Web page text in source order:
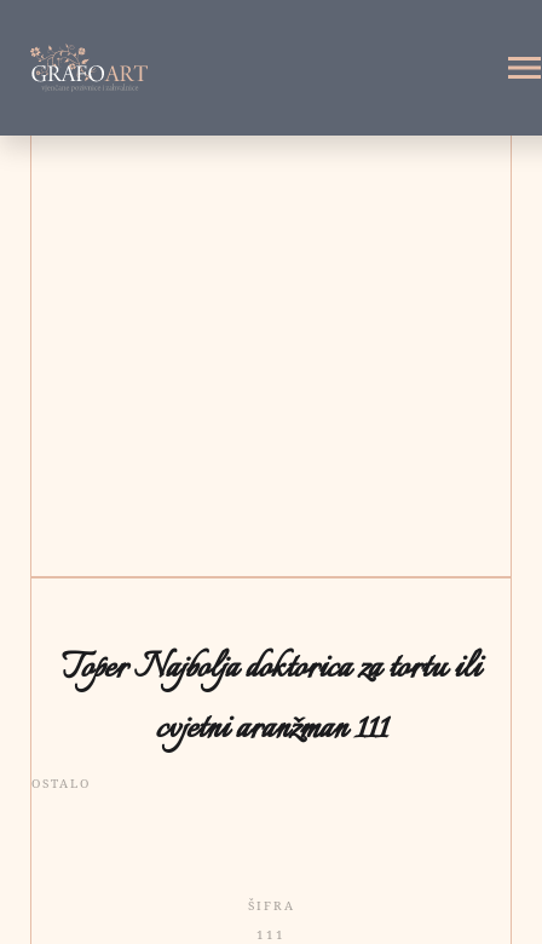
Toper Najbolja doktorica za tortu ili
cvjetni aranžman 111
OSTALO
ŠIFRA
111